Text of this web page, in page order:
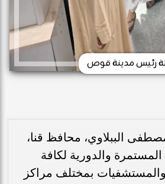
رئيس مدينة قوص
الببلاوي، محافظ قنا،
المستمرة والدورية لكافة
بمختلف مراكز